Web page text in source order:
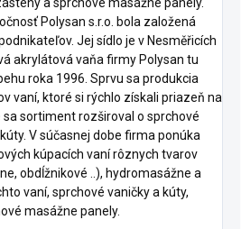
Polysan s.r.o. bola založená
Jej sídlo je v Nesměřicích
akrylátová vaňa firmy Polysan tu
roka 1996. Sprvu sa produkcia
vaní, ktoré si rýchlo získali priazeň na
sortiment rozširoval o sprchové
V súčasnej dobe firma ponúka
kúpacích vaní rôznych tvarov
obdĺžnikové ..), hydromasážne a
vaní, sprchové vaničky a kúty,
masážne panely.